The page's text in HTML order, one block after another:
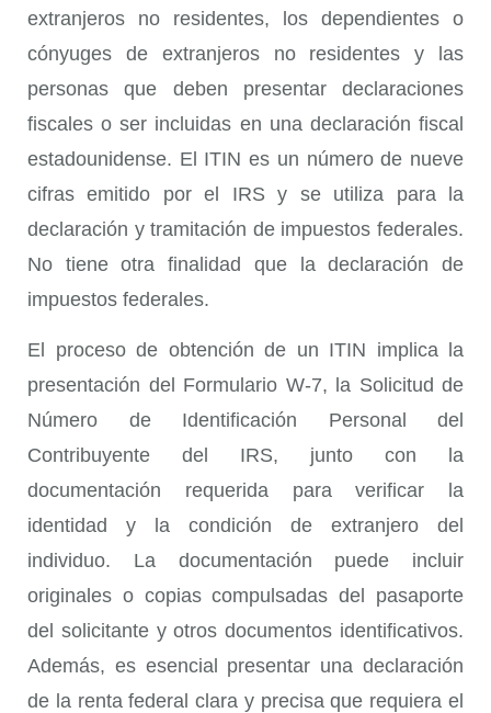
extranjeros no residentes, los dependientes o
cónyuges de extranjeros no residentes y las
personas que deben presentar declaraciones
fiscales o ser incluidas en una declaración fiscal
estadounidense. El ITIN es un número de nueve
cifras emitido por el IRS y se utiliza para la
declaración y tramitación de impuestos federales.
No tiene otra finalidad que la declaración de
impuestos federales.
El proceso de obtención de un ITIN implica la
presentación del Formulario W-7, la Solicitud de
Número de Identificación Personal del
Contribuyente del IRS, junto con la
documentación requerida para verificar la
identidad y la condición de extranjero del
individuo. La documentación puede incluir
originales o copias compulsadas del pasaporte
del solicitante y otros documentos identificativos.
Además, es esencial presentar una declaración
de la renta federal clara y precisa que requiera el